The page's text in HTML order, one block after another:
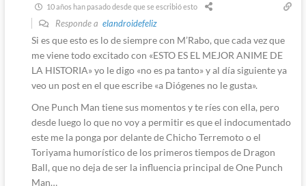
10 años han pasado desde que se escribió esto
Responde a elandroidefeliz
Si es que esto es lo de siempre con M’Rabo, que cada vez que
me viene todo excitado con «ESTO ES EL MEJOR ANIME DE
LA HISTORIA» yo le digo «no es pa tanto» y al día siguiente ya
veo un post en el que escribe «a Diógenes no le gusta».
One Punch Man tiene sus momentos y te ríes con ella, pero
desde luego lo que no voy a permitir es que el indocumentado
este me la ponga por delante de Chicho Terremoto o el
Toriyama humorístico de los primeros tiempos de Dragon
Ball, que no deja de ser la influencia principal de One Punch
Man…